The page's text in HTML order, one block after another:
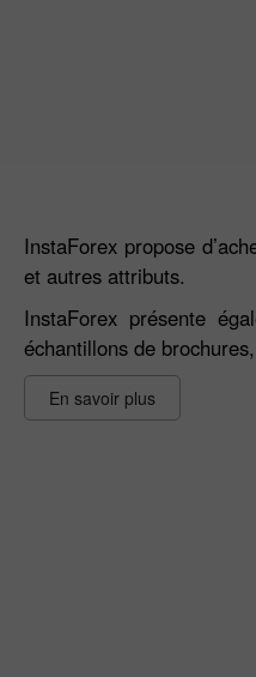
InstaForex propose
et autres attributs.
InstaForex présente
échantillons de
En savoir plus